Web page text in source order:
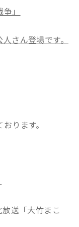
」
さん登場です。
ります。
送「大竹まこ